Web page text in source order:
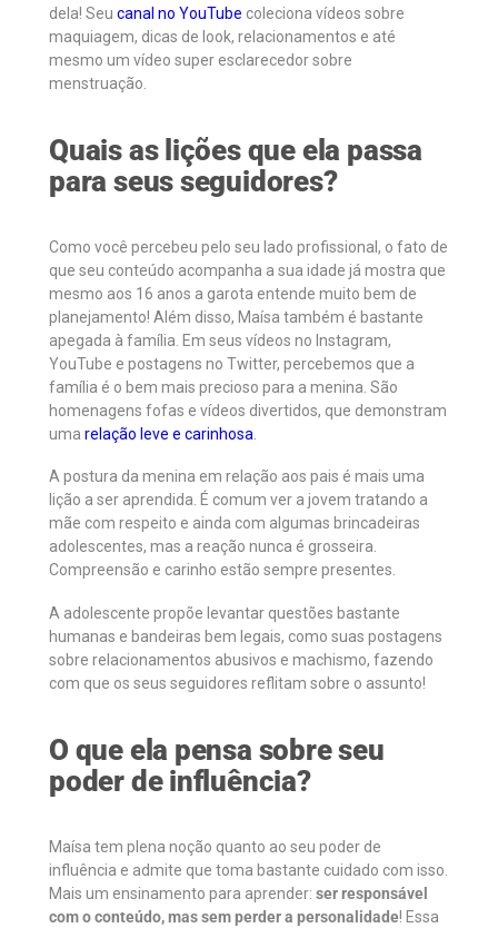
dela! Seu canal no YouTube coleciona vídeos sobre
maquiagem, dicas de look, relacionamentos e até
mesmo um vídeo super esclarecedor sobre
menstruação.
Quais as lições que ela passa
para seus seguidores?
Como você percebeu pelo seu lado profissional, o fato de
que seu conteúdo acompanha a sua idade já mostra que
mesmo aos 16 anos a garota entende muito bem de
planejamento! Além disso, Maísa também é bastante
apegada à família. Em seus vídeos no Instagram,
YouTube e postagens no Twitter, percebemos que a
família é o bem mais precioso para a menina. São
homenagens fofas e vídeos divertidos, que demonstram
uma relação leve e carinhosa
A postura da menina em relação aos pais é mais uma
lição a ser aprendida. É comum ver a jovem tratando a
mãe com respeito e ainda com algumas brincadeiras
adolescentes, mas a reação nunca é grosseira.
Compreensão e carinho estão sempre presentes.
A adolescente propõe levantar questões bastante
humanas e bandeiras bem legais, como suas postagens
sobre relacionamentos abusivos e machismo, fazendo
com que os seus seguidores reflitam sobre o assunto!
O que ela pensa sobre seu
poder de influência?
Maísa tem plena noção quanto ao seu poder de
influência e admite que toma bastante cuidado com isso.
Mais um ensinamento para aprender: ser responsável
com o conteúdo, mas sem perder a personalidade! Essa